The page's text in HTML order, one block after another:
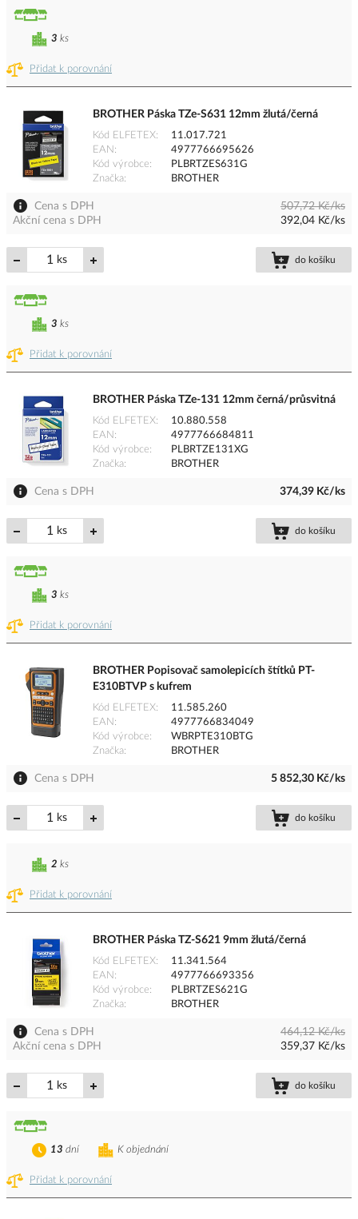
Přidat k porovnání
3 ks
BROTHER Páska TZe-S631 12mm žlutá/černá
Kód ELFETEX
11.017.721
EAN
4977766695626
Kód výrobce
PLBRTZES631G
Značka
BROTHER
Cena s DPH
507,72 Kč/ks
Akční cena s DPH
392,04 Kč/ks
ks do košíku
Přidat k porovnání
3 ks
BROTHER Páska TZe-131 12mm černá/průsvitná
Kód ELFETEX
10.880.558
EAN
4977766684811
Kód výrobce
PLBRTZE131XG
Značka
BROTHER
Cena s DPH 374,39 Kč/ks
ks do košíku
Přidat k porovnání
3 ks
BROTHER Popisovač samolepicích štítků PT-
E310BTVP s kufrem
Kód ELFETEX
11.585.260
EAN
4977766834049
Kód výrobce
WBRPTE310BTG
Značka
BROTHER
Cena s DPH 5 852,30 Kč/ks
ks do košíku
Přidat k porovnání
2 ks
BROTHER Páska TZ-S621 9mm žlutá/černá
Kód ELFETEX
11.341.564
EAN
4977766693356
Kód výrobce
PLBRTZES621G
Značka
BROTHER
Cena s DPH
464,12 Kč/ks
Akční cena s DPH
359,37 Kč/ks
ks do košíku
Přidat k porovnání
K objednání
13 dní